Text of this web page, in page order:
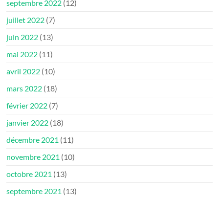
septembre 2022 (12)
juillet 2022 (7)
juin 2022 (13)
mai 2022 (11)
avril 2022 (10)
mars 2022 (18)
février 2022 (7)
janvier 2022 (18)
décembre 2021 (11)
novembre 2021 (10)
octobre 2021 (13)
septembre 2021 (13)